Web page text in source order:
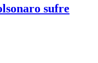
sufre